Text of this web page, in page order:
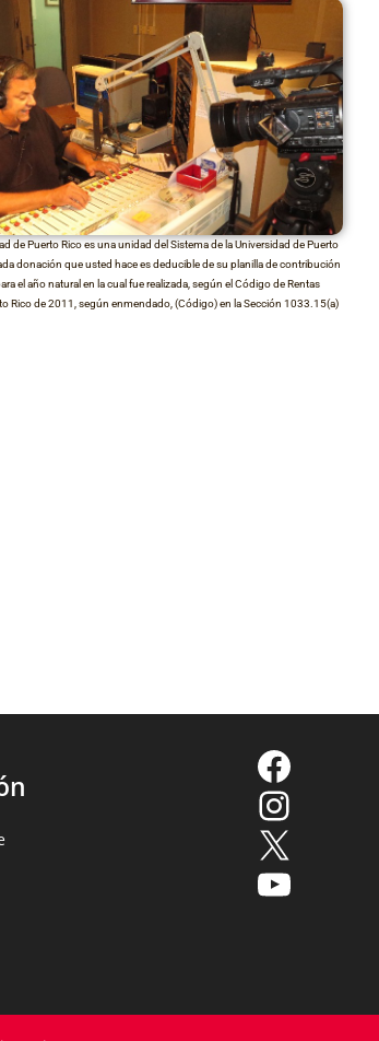
de Puerto Rico es una unidad del Sistema de la Universidad de Puerto
donación que usted hace es deducible de su planilla de contribución
el año natural en la cual fue realizada, según el Código de Rentas
Rico de 2011, según enmendado, (Código) en la Sección 1033.15(a)